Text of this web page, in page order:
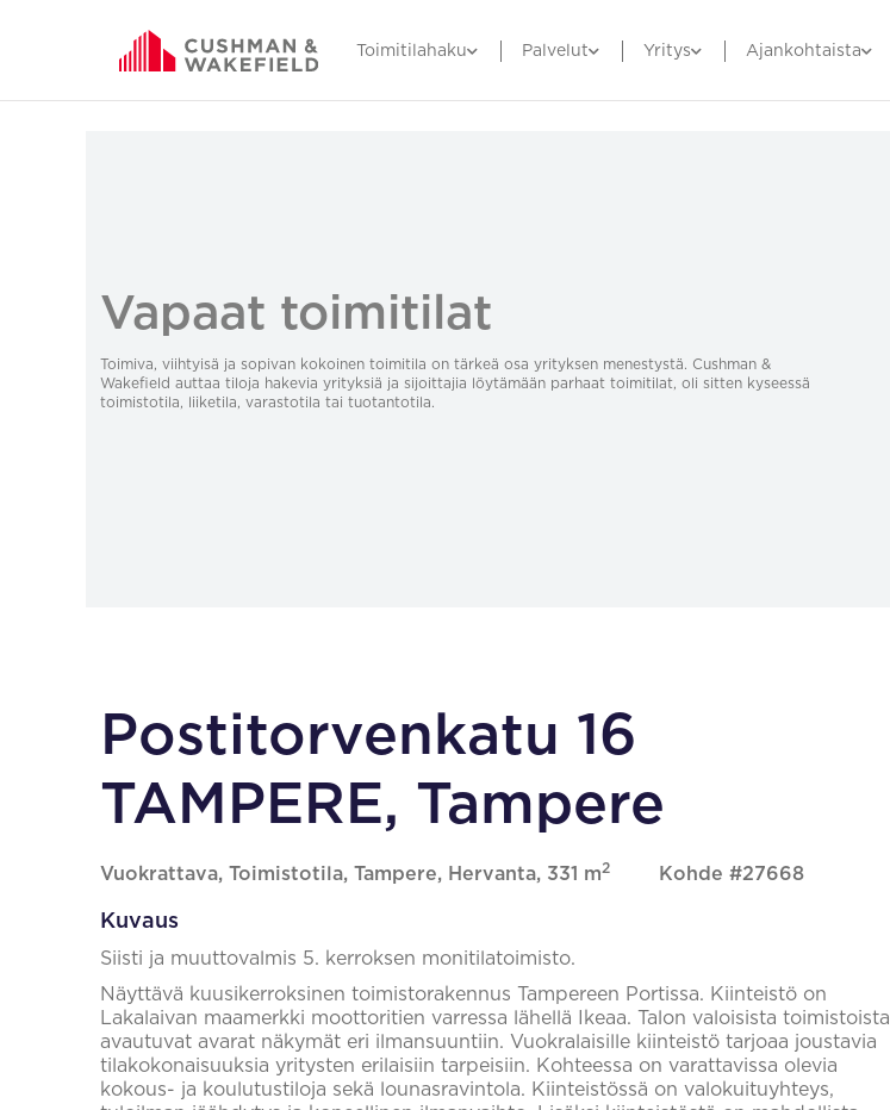
Toimitilahaku Palvelut Yritys Ajankohtaista
Vapaat toimitilat
Toimiva, viihtyisä ja sopivan kokoinen toimitila on tärkeä osa yrityksen menestystä. Cushman &
Wakefield auttaa tiloja hakevia yrityksiä ja sijoittajia löytämään parhaat toimitilat, oli sitten kyseessä
toimistotila, liiketila, varastotila tai tuotantotila.
Postitorvenkatu 16
TAMPERE, Tampere
Vuokrattava, Toimistotila, Tampere, Hervanta, 331 m2 Kohde #27668
Kuvaus
Siisti ja muuttovalmis 5. kerroksen monitilatoimisto.
Näyttävä kuusikerroksinen toimistorakennus Tampereen Portissa. Kiinteistö on
Lakalaivan maamerkki moottoritien varressa lähellä Ikeaa. Talon valoisista toimistoista
avautuvat avarat näkymät eri ilmansuuntiin. Vuokralaisille kiinteistö tarjoaa joustavia
tilakokonaisuuksia yritysten erilaisiin tarpeisiin. Kohteessa on varattavissa olevia
kokous- ja koulutustiloja sekä lounasravintola. Kiinteistössä on valokuituyhteys,